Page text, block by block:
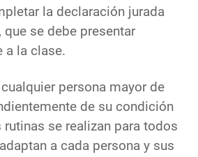
la declaración jurada
se debe presentar
a la clase.
persona mayor de
de su condición
se realizan para todos
a cada persona y sus